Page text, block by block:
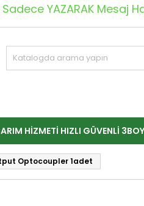
YAZARAK Mesaj
HIZMETI HIZLI GÜVENLI
Optocoupler 1adet